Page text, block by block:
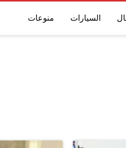
السيارات منوعات